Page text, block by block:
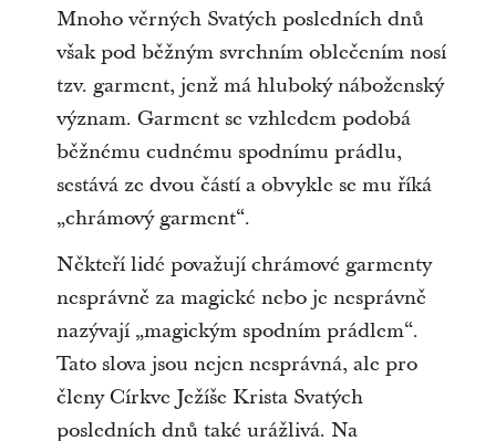
Mnoho věrných Svatých posledních dnů
však pod běžným svrchním oblečením nosí
tzv. garment, jenž má hluboký náboženský
význam. Garment se vzhledem podobá
běžnému cudnému spodnímu prádlu,
sestává ze dvou částí a obvykle se mu říká
„chrámový garment“.
Někteří lidé považují chrámové garmenty
nesprávně za magické nebo je nesprávně
nazývají „magickým spodním prádlem“.
Tato slova jsou nejen nesprávná, ale pro
členy Církve Ježíše Krista Svatých
posledních dnů také urážlivá. Na